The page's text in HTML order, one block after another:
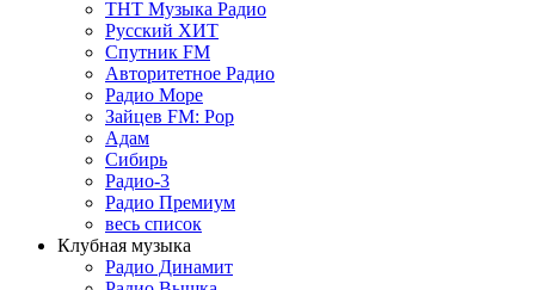
ТНТ Музыка Радио
Русский ХИТ
Спутник FM
Авторитетное Радио
Радио Море
Зайцев FM: Pop
Адам
Сибирь
Радио-3
Радио Премиум
весь список
Клубная музыка
Радио Динамит